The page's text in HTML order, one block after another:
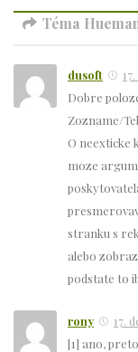
Téma
dusoft
Dobre
Zozname/
O neexticke
moze
stranku s
alebo
podstate to
rony
17.
[1] ano,